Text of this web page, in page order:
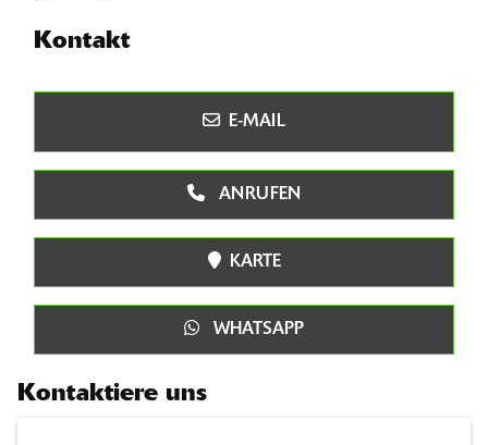
Kontakt
E-MAIL
ANRUFEN
KARTE
WHATSAPP
Kontaktiere uns